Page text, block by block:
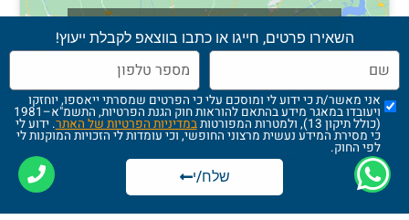
Click 'I agree' to enable Google maps
מדיניות הגנה על הפרטיות
I agree
השאירו פרטים, חייגו או כתבו בווצאפ לקבלת ייעוץ!
אני מאשר/ת כי ידוע לי ומוסכם עלי כי הפרטים שמסרתי ייאספו, יוחזקו
ויעובדו במאגר מידע בהתאם להוראות חוק הגנת הפרטיות, התשמ"א–1981
(כולל תיקון 13), ולמטרות המפורטות במדיניות הפרטיות של האתר. ידוע לי
כי מסירת המידע נעשית מרצוני החופשי, וכי עומדות לי הזכויות המוקנות לי
לפי החוק.
שלח/י